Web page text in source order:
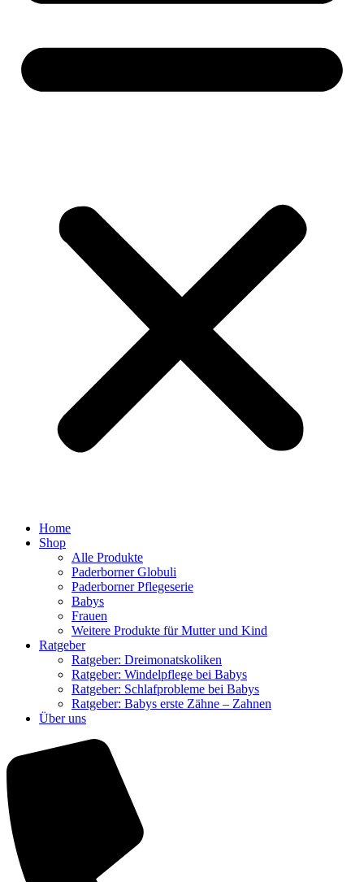
Home
Shop
Alle Produkte
Paderborner Globuli
Paderborner Pflegeserie
Babys
Frauen
Weitere Produkte für Mutter und Kind
Ratgeber
Ratgeber: Dreimonatskoliken
Ratgeber: Windelpflege bei Babys
Ratgeber: Schlafprobleme bei Babys
Ratgeber: Babys erste Zähne – Zahnen
Über uns